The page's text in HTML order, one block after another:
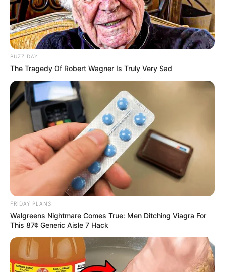
Navigation
des
articles
PRONOSTIC QUINTÉ PRIX
GENY.COM 15-11-2025
PRONOSTIC QUINTÉ PRIX DE
BUZZ DAY
The Tragedy Of Robert Wagner Is Truly Very Sad
FRIDAY PLANS
Walgreens Nightmare Comes True: Men Ditching Viagra For
This 87¢ Generic Aisle 7 Hack